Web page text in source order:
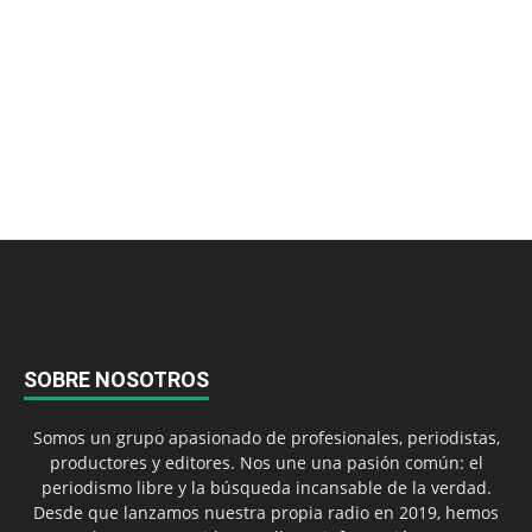
SOBRE NOSOTROS
Somos un grupo apasionado de profesionales, periodistas,
productores y editores. Nos une una pasión común: el
periodismo libre y la búsqueda incansable de la verdad.
Desde que lanzamos nuestra propia radio en 2019, hemos